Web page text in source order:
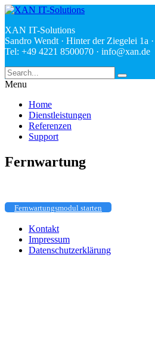
XAN IT-Solutions
Sandro Wendt · Hinter der Ziegelei 1a
Tel: +49 4221 8500070 · ed.nax@ofni
Menu
Home
Dienstleistungen
Referenzen
Support
Fernwartung
Fernwartungsmodul starten
Kontakt
Impressum
Datenschutzerklärung